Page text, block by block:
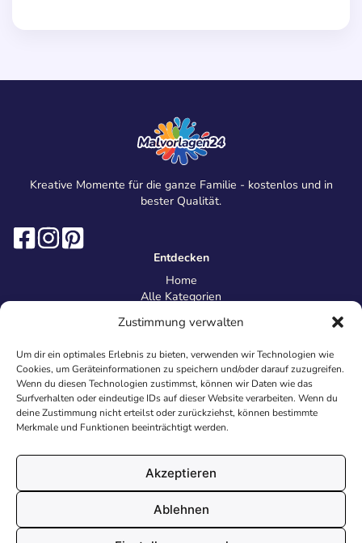
Zustimmung verwalten
Um dir ein optimales Erlebnis zu bieten, verwenden wir Technologien wie
Cookies, um Geräteinformationen zu speichern und/oder darauf zuzugreifen.
Wenn du diesen Technologien zustimmst, können wir Daten wie das
Surfverhalten oder eindeutige IDs auf dieser Website verarbeiten. Wenn du
deine Zustimmung nicht erteilst oder zurückziehst, können bestimmte
Merkmale und Funktionen beeinträchtigt werden.
Akzeptieren
Ablehnen
Kreative Momente für die ganze Familie - kostenlos und in
bester Qualität.
Entdecken
Home
Alle Kategorien
Information
Über uns
Kontakt
Inhaltsrichtlinien
Recht & Datenschutz
Impressum
AGB
Cookies